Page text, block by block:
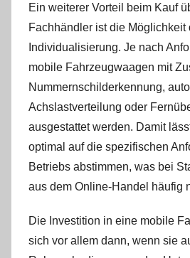
Ein weiterer Vorteil beim Kauf
Fachhändler ist die Möglichkeit
Individualisierung. Je nach
mobile Fahrzeugwaagen mit
Nummernschilderkennung,
Achslastverteilung oder
ausgestattet werden. Damit
optimal auf die spezifischen
Betriebs abstimmen, was bei
aus dem Online-Handel häufig
Die Investition in eine mobile
sich vor allem dann, wenn sie